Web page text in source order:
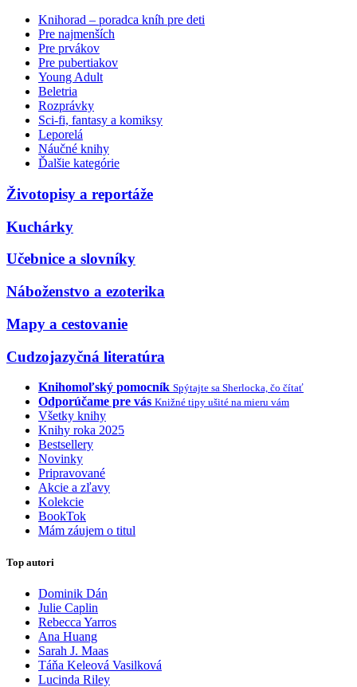
Knihorad – poradca kníh pre deti
Pre najmenších
Pre prvákov
Pre pubertiakov
Young Adult
Beletria
Rozprávky
Sci-fi, fantasy a komiksy
Leporelá
Náučné knihy
Ďalšie kategórie
Životopisy a reportáže
Kuchárky
Učebnice a slovníky
Náboženstvo a ezoterika
Mapy a cestovanie
Cudzojazyčná literatúra
Knihomoľský pomocník Spýtajte sa Sherlocka, čo čítať
Odporúčame pre vás Knižné tipy ušité na mieru vám
Všetky knihy
Knihy roka 2025
Bestsellery
Novinky
Pripravované
Akcie a zľavy
Kolekcie
BookTok
Mám záujem o titul
Top autori
Dominik Dán
Julie Caplin
Rebecca Yarros
Ana Huang
Sarah J. Maas
Táňa Keleová Vasilková
Lucinda Riley